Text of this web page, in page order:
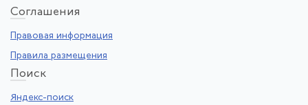
Соглашения
Правовая информация
Правила размещения
Поиск
Яндекс-поиск